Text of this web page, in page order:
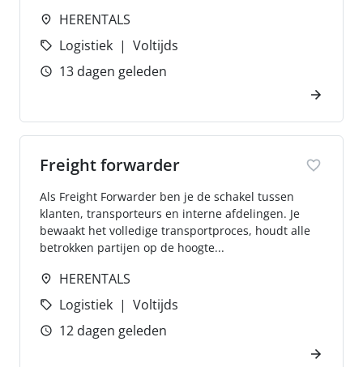
HERENTALS
Logistiek
Voltijds
13 dagen geleden
Freight forwarder
Als Freight Forwarder ben je de schakel tussen
klanten, transporteurs en interne afdelingen. Je
bewaakt het volledige transportproces, houdt alle
betrokken partijen op de hoogte...
HERENTALS
Logistiek
Voltijds
12 dagen geleden